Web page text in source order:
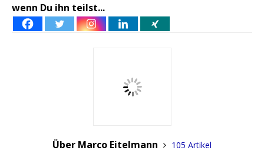
wenn Du ihn teilst...
Über Marco Eitelmann
105 Artikel